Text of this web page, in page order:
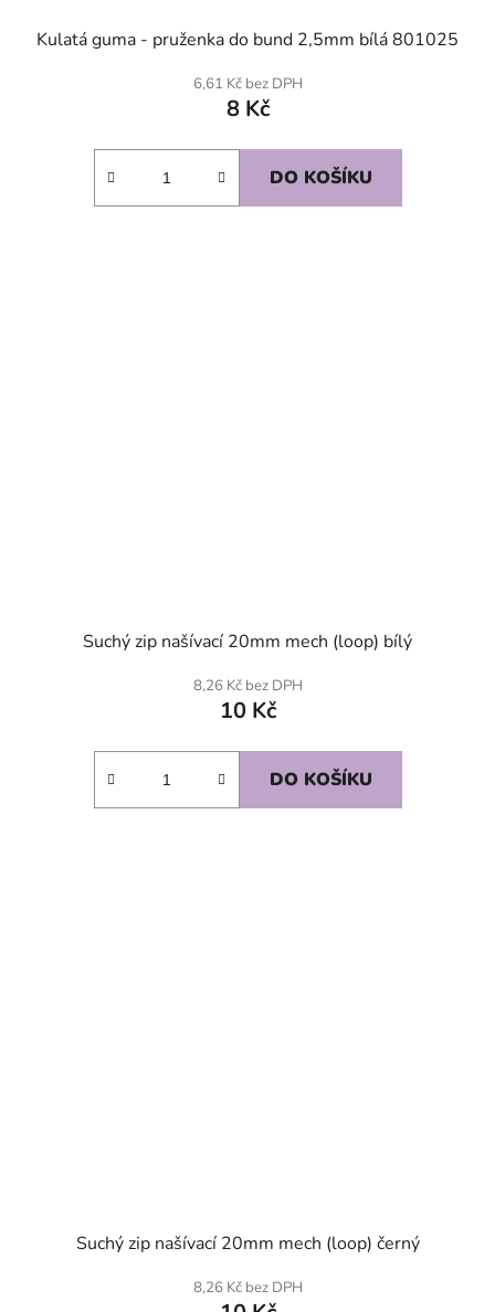
Kulatá guma - pruženka do bund 2,5mm bílá 801025
6,61 Kč bez DPH
8 Kč
DO KOŠÍKU
Suchý zip našívací 20mm mech (loop) bílý
8,26 Kč bez DPH
10 Kč
DO KOŠÍKU
Suchý zip našívací 20mm mech (loop) černý
8,26 Kč bez DPH